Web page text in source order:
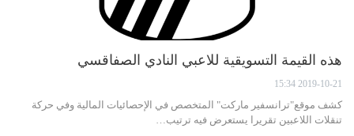
هذه القيمة التسويقية للاعبي النادي الصفاقسي
2019-10-21 15:34
كشف موقع"ترانسفير ماركت" المتخصص في الإحصائيات المالية وفي حركة
تنقلات اللاعبين تقريرا يستعرض فيه ترتيب…